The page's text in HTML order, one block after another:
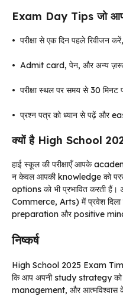
Exam Day Tips जो
• परीक्षा से एक दिन पहले रिवीजन
• Admit card, पेन, और अन्य
• परीक्षा स्थल पर समय से 30
• प्रश्न पत्र को ध्यान से पढ़ें और
क्यों है High School
हाई स्कूल की परीक्षाएँ आपके
न केवल आपकी knowledge को
options को भी प्रभावित करती
Commerce, Arts) में प्रवेश
preparation और positive
निष्कर्ष
High School 2025 Exam
कि आप अपनी study strategy को
management, और